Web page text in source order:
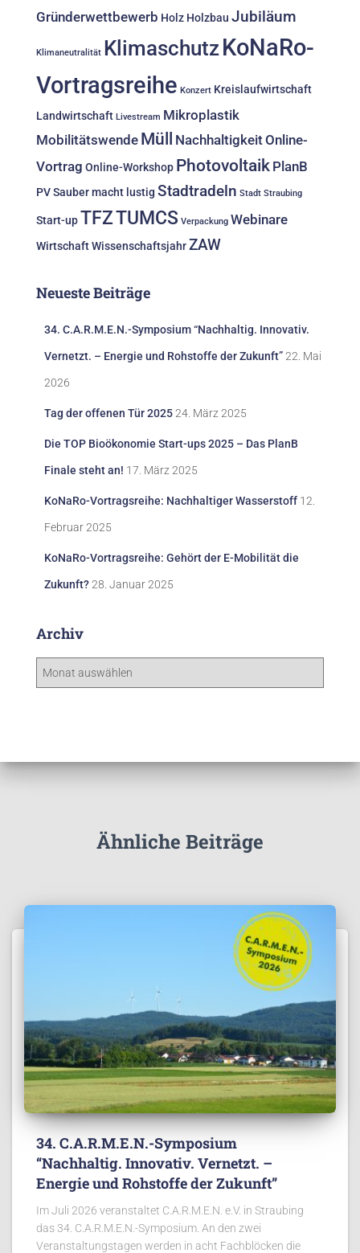
Gründerwettbewerb Holz Holzbau Jubiläum
Klimaneutralität KlimaschutzKoNaRo-
Vortragsreihe Konzert Kreislaufwirtschaft
Landwirtschaft Livestream Mikroplastik
Mobilitätswende Müll NachhaltigkeitOnline-
Vortrag Online-Workshop Photovoltaik PlanB
PVSauber macht lustig Stadtradeln Stadt Straubing
Start-upTFZTUMCS Verpackung Webinare
WirtschaftWissenschaftsjahrZAW
Neueste Beiträge
34. C.A.R.M.E.N.-Symposium “Nachhaltig. Innovativ.
Vernetzt. – Energie und Rohstoffe der Zukunft”22. Mai
2026
Tag der offenen Tür 202524. März 2025
Die TOP Bioökonomie Start-ups 2025 – Das PlanB
Finale steht an! 17. März 2025
KoNaRo-Vortragsreihe: Nachhaltiger Wasserstoff 12.
Februar 2025
KoNaRo-Vortragsreihe: Gehört der E-Mobilität die
Zukunft?28. Januar 2025
Archiv
Ähnliche Beiträge
34. C.A.R.M.E.N.-Symposium
“Nachhaltig. Innovativ. Vernetzt. –
Energie und Rohstoffe der Zukunft”
Im Juli 2026 veranstaltet C.A.R.M.E.N. e.V. in Straubing
das 34. C.A.R.M.E.N.-Symposium. An den zwei
Veranstaltungstagen werden in acht Fachblöcken die